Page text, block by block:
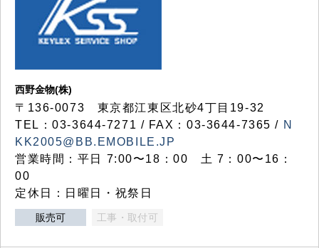
西野金物(株)
〒136-0073 東京都江東区北砂4丁目19-32
TEL：03‐3644‐7271 / FAX：03-3644-7365 / N
KK2005@BB.EMOBILE.JP
営業時間：平日 7:00〜18：00 土 7：00〜16：
00
定休日：日曜日・祝祭日
販売可 工事・取付可